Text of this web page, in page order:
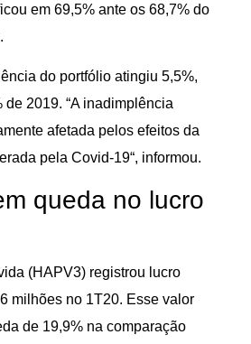
em 69,5% ante os 68,7% do
do portfólio atingiu 5,5%,
de 2019. “A inadimplência
afetada pelos efeitos da
pela Covid-19“, informou.
queda no lucro
(HAPV3) registrou lucro
milhões no 1T20. Esse valor
de 19,9% na comparação